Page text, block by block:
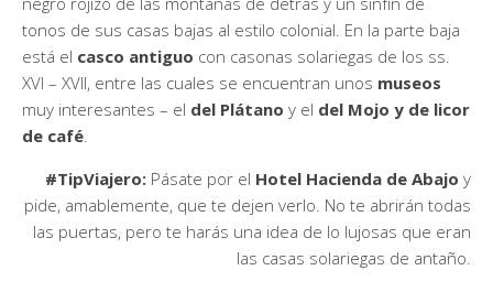
tonos de sus casas bajas al estilo colonial. En la parte baja
está el casco antiguo con casonas solariegas de los ss.
XVI – XVII, entre las cuales se encuentran unos museos
muy interesantes – el del Plátano y el del Mojo y de licor
de café
#TipViajero: Pásate por el Hotel Hacienda de Abajo y
pide, amablemente, que te dejen verlo. No te abrirán todas
las puertas, pero te harás una idea de lo lujosas que eran
las casas solariegas de antaño.